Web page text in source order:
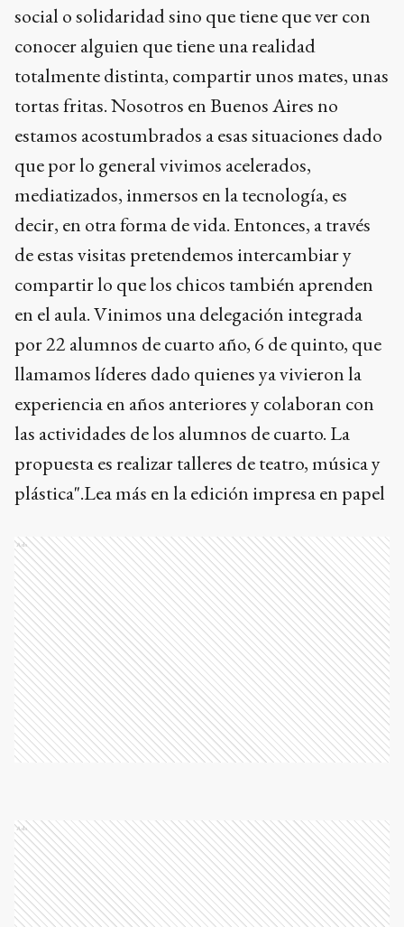
social o solidaridad sino que tiene que ver con
conocer alguien que tiene una realidad
totalmente distinta, compartir unos mates, unas
tortas fritas. Nosotros en Buenos Aires no
estamos acostumbrados a esas situaciones dado
que por lo general vivimos acelerados,
mediatizados, inmersos en la tecnología, es
decir, en otra forma de vida. Entonces, a través
de estas visitas pretendemos intercambiar y
compartir lo que los chicos también aprenden
en el aula. Vinimos una delegación integrada
por 22 alumnos de cuarto año, 6 de quinto, que
llamamos líderes dado quienes ya vivieron la
experiencia en años anteriores y colaboran con
las actividades de los alumnos de cuarto. La
propuesta es realizar talleres de teatro, música y
plástica".Lea más en la edición impresa en papel
Ads
Ads